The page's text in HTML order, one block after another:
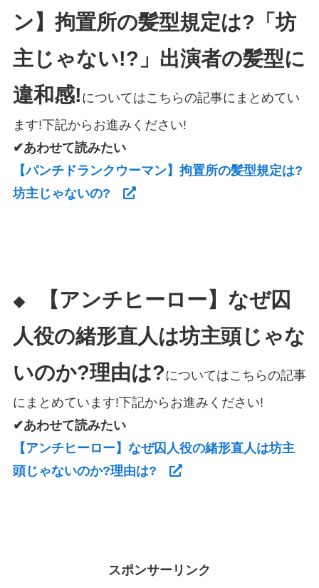
ン】拘置所の髪型規定は?「坊
主じゃない!?」出演者の髪型に
違和感! についてはこちらの記事にまとめてい
ます!下記からお進みください!
✔あわせて読みたい
【パンチドランクウーマン】拘置所の髪型規定は?
坊主じゃないの?
◆
【アンチヒーロー】なぜ囚
人役の緒形直人は坊主頭じゃな
いのか?理由は?についてはこちらの記事
にまとめています!下記からお進みください!
✔あわせて読みたい
【アンチヒーロー】なぜ囚人役の緒形直人は坊主
頭じゃないのか?理由は?
スポンサーリンク